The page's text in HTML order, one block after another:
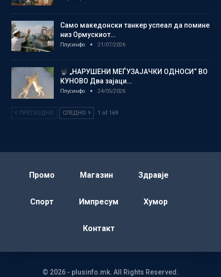
Само македонски танкер успеал да помине
низ Ормускиот…
Плусинфо 21/07/2026
„НАРУШЕНИ МЕЃУЗАЈАЧКИ ОДНОСИ“ ВО
КУНОВО Два зајаци…
Плусинфо 24/05/2026
ПРЕТХОДНО СЛЕДНО 1 of 169
Промо Магазин Здравје
Спорт Импресум Хумор
Контакт
© 2026 - plusinfo.mk. All Rights Reserved.